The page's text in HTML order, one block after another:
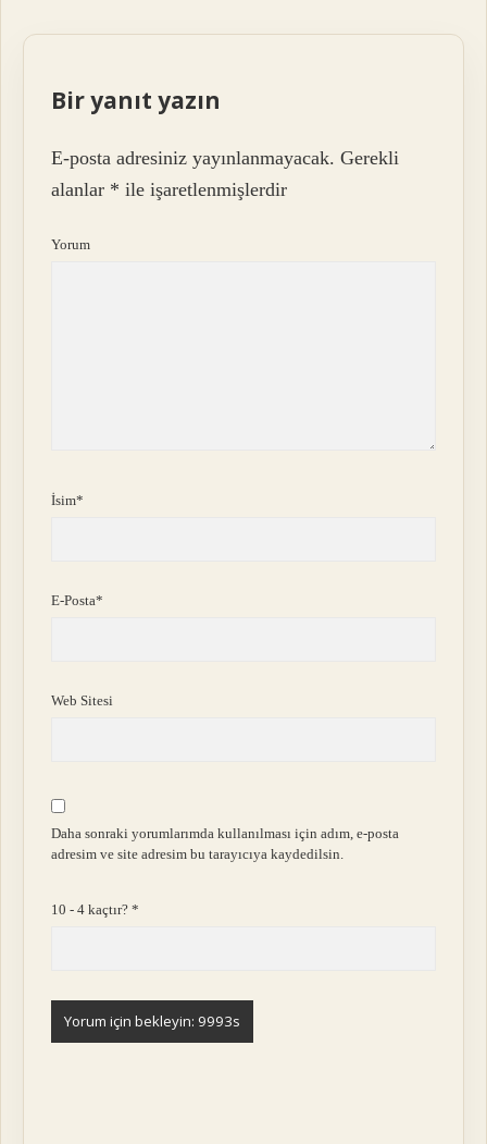
Bir yanıt yazın
E-posta adresiniz yayınlanmayacak. Gerekli
alanlar * ile işaretlenmişlerdir
Yorum
İsim*
E-Posta*
Web Sitesi
Daha sonraki yorumlarımda kullanılması için adım, e-posta
adresim ve site adresim bu tarayıcıya kaydedilsin.
10 - 4 kaçtır?*